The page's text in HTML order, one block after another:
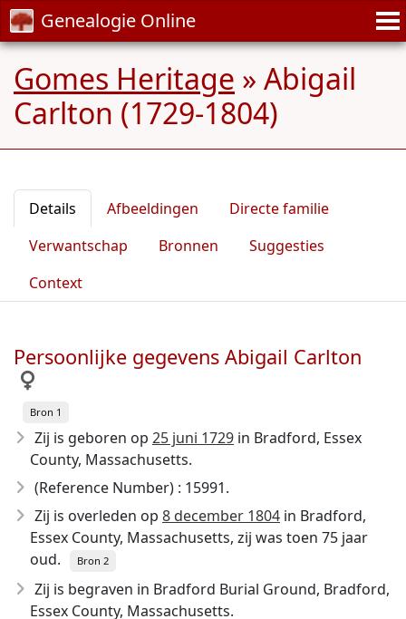
Genealogie Online
Gomes Heritage » Abigail
Carlton (1729-1804)
Details Afbeeldingen
Directe familie
Verwantschap
Bronnen
Suggesties
Context
Persoonlijke gegevens Abigail Carlton
Bron 1
Zij is geboren op 25 juni 1729 in Bradford, Essex
County, Massachusetts.
(Reference Number) : 15991.
Zij is overleden op 8 december 1804 in Bradford,
Essex County, Massachusetts, zij was toen 75 jaar
oud.
Bron 2
Zij is begraven in Bradford Burial Ground, Bradford,
Essex County, Massachusetts.